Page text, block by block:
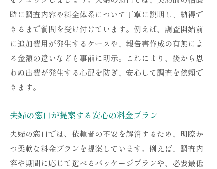
時に調査内容や料金体系について丁寧に説明し、納得で
きるまで質問を受け付けています。例えば、調査開始前
に追加費用が発生するケースや、報告書作成の有無によ
る金額の違いなども事前に明示。これにより、後から思
わぬ出費が発生する心配を防ぎ、安心して調査を依頼で
きます。
夫婦の窓口が提案する安心の料金プラン
夫婦の窓口では、依頼者の不安を解消するため、明瞭か
つ柔軟な料金プランを提案しています。例えば、調査内
容や期間に応じて選べるパッケージプランや、必要最低